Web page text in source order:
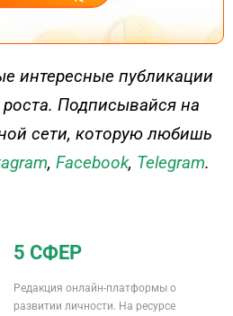
интересные публикации
Подписывайся на
сети, которую любишь
, Facebook, Telegram.
5 СФЕР
Редакция онлайн-платформы о
развитии личности. На ресурсе